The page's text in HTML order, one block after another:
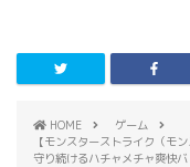
HOME
ゲーム
【モンスターストライク（モ
守り続けるハチャメチャ爽快